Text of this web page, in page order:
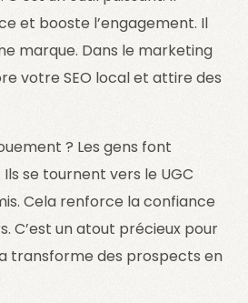
et booste l’engagement. Il
marque. Dans le marketing
votre SEO local et attire des
? Les gens font
se tournent vers le UGC
Cela renforce la confiance
C’est un atout précieux pour
transforme des prospects en